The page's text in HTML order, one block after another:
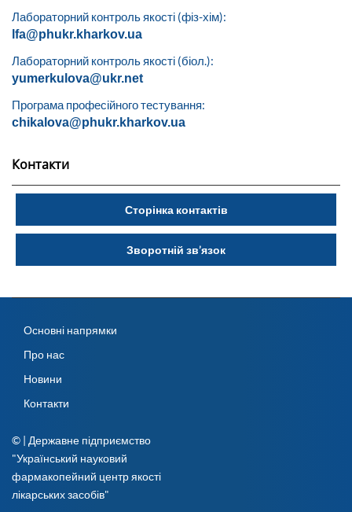
Лабораторний контроль якості (фіз-хім):
lfa@phukr.kharkov.ua
Лабораторний контроль якості (біол.):
yumerkulova@ukr.net
Програма професійного тестування:
chikalova@phukr.kharkov.ua
Контакти
Сторінка контактів
Зворотній зв’язок
Основні напрямки
Про нас
Новини
Контакти
© | Державне підприємство
"Український науковий
фармакопейний центр якості
лікарських засобів"